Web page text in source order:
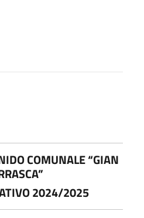
COMUNALE “GIAN
2024/2025